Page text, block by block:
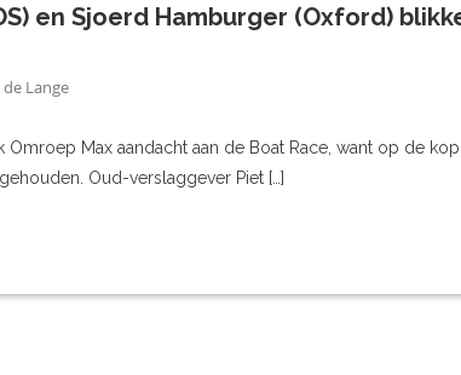
en Sjoerd Hamburger (Oxford)
Lange
Omroep Max aandacht aan de Boat Race, want op de
Oud-verslaggever Piet […]